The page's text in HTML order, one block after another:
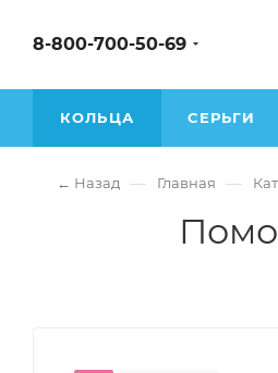
8-800-700-50-69
КОЛЬЦА СЕРЬГИ
← Назад — Главная —